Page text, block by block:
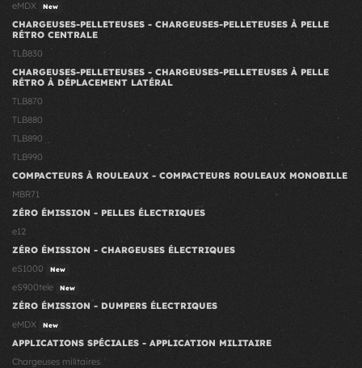
eMDX
New
CHARGEUSES-PELLETEUSES - CHARGEUSES-PELLETEUSES À PELLE
RÉTRO CENTRALE
TLB830
CHARGEUSES-PELLETEUSES - CHARGEUSES-PELLETEUSES À PELLE
RÉTRO À DÉPLACEMENT LATÉRAL
TLB870
TLB880
TLB890
TLB990
COMPACTEURS À ROULEAUX - COMPACTEURS ROULEAUX MONOBILLE
MBR71
ZÉRO ÉMISSION - PELLES ÉLECTRIQUES
e12
ZÉRO ÉMISSION - CHARGEUSES ÉLECTRIQUES
eS1000
New
eS900tele New
ZÉRO ÉMISSION - DUMPERS ÉLECTRIQUES
eMDX
New
APPLICATIONS SPÉCIALES - APPLICATION MILITAIRE
Chargeuses militaires